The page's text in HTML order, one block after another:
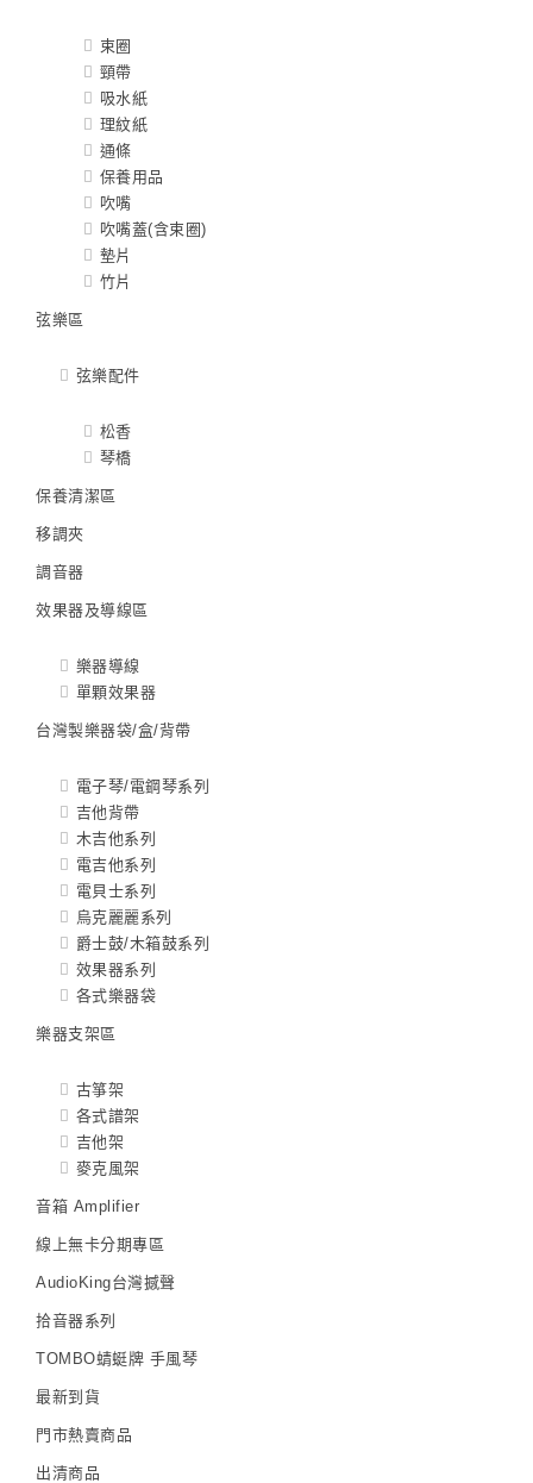
束圈
頸帶
吸水紙
理紋紙
通條
保養用品
吹嘴
吹嘴蓋(含束圈)
墊片
竹片
弦樂區
弦樂配件
松香
琴橋
保養清潔區
移調夾
調音器
效果器及導線區
樂器導線
單顆效果器
台灣製樂器袋/盒/背帶
電子琴/電鋼琴系列
吉他背帶
木吉他系列
電吉他系列
電貝士系列
烏克麗麗系列
爵士鼓/木箱鼓系列
效果器系列
各式樂器袋
樂器支架區
古箏架
各式譜架
吉他架
麥克風架
音箱 Amplifier
線上無卡分期專區
AudioKing台灣撼聲
拾音器系列
TOMBO蜻蜓牌 手風琴
最新到貨
門市熱賣商品
出清商品